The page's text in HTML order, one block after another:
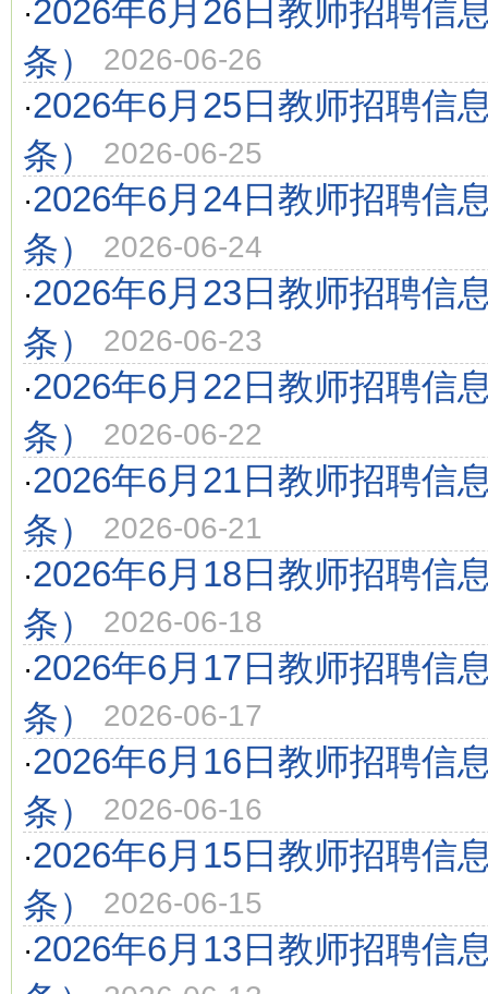
·2026年6月26日教师招聘信
条）
2026-06-26
·2026年6月25日教师招聘信
条）
2026-06-25
·2026年6月24日教师招聘信
条）
2026-06-24
·2026年6月23日教师招聘信
条）
2026-06-23
·2026年6月22日教师招聘信
条）
2026-06-22
·2026年6月21日教师招聘信
条）
2026-06-21
·2026年6月18日教师招聘信
条）
2026-06-18
·2026年6月17日教师招聘信
条）
2026-06-17
·2026年6月16日教师招聘信
条）
2026-06-16
·2026年6月15日教师招聘信
条）
2026-06-15
·2026年6月13日教师招聘信